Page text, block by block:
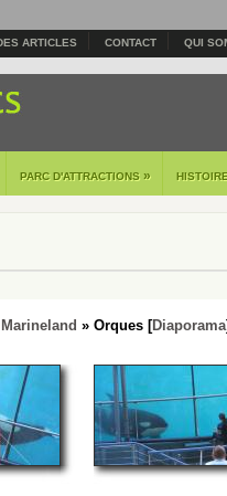
ARTICLES CONTACT QUI
PARC D'ATTRACTIONS »
Marineland » Orques [Diaporama